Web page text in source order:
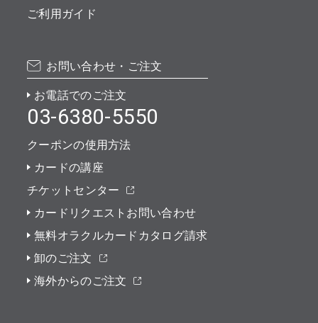
ご利用ガイド
お問い合わせ・ご注文
お電話でのご注文
03-6380-5550
クーポンの使用方法
カードの講座
チケットセンター
カードリクエストお問い合わせ
無料オラクルカードカタログ請求
卸のご注文
海外からのご注文